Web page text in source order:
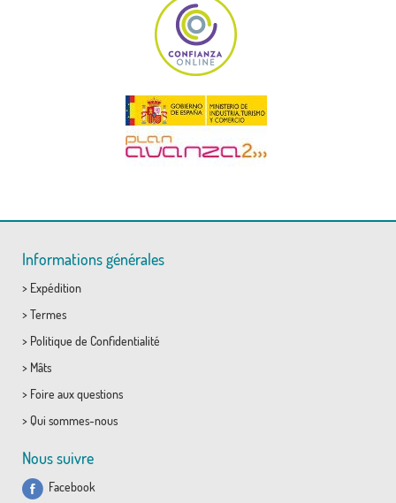
Informations générales
> Expédition
> Termes
> Politique de Confidentialité
> Mâts
> Foire aux questions
> Qui sommes-nous
Nous suivre
Facebook